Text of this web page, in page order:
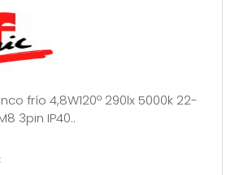
frío 4,8W120º 290lx 5000k 22-
3pin IP40..